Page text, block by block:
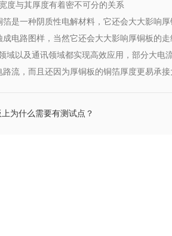
度与其厚度有着密不可分的关系
箔是一种阴质性电解材料，它还会大大影响
电路图样，当然它还会大大影响厚铜板的走
域以及通讯领域都实现高效应用，部分大
流，而且还因为厚铜板的铜箔厚度更易承
上为什么需要有测试点？